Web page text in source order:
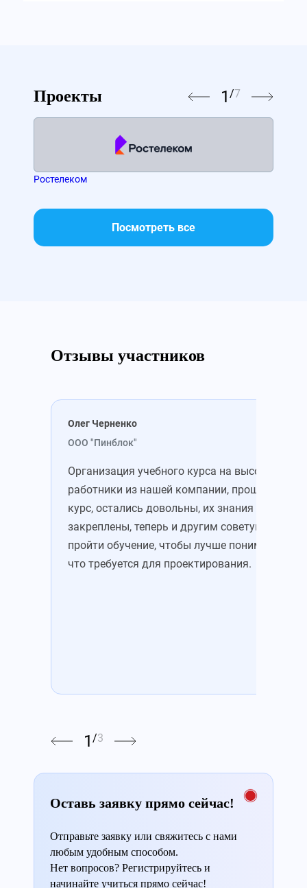
Проекты 1 /7
Ростелеком
Посмотреть все
Отзывы участников
Олег Черненко
ООО "Пинблок"
Организация учебного курса на высоте. Все
работники из нашей компании, прошедшие
курс, остались довольны, их знания
закреплены, теперь и другим советую
пройти обучение, чтобы лучше понимать,
что требуется для проектирования.
1 /3
Оставь заявку прямо сейчас!
Отправьте заявку или свяжитесь с нами
любым удобным способом.
Нет вопросов? Регистрируйтесь и
начинайте учиться прямо сейчас!